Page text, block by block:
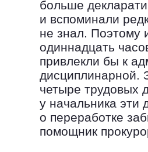
больше
и вспоминали
не знал. Поэтому
одиннадцать
привлекли бы к
дисциплинарной.
четыре трудовых
у начальника эти
о переработке
помощник